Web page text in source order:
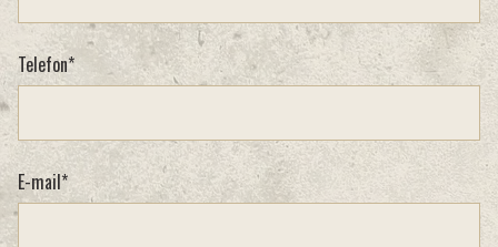
Telefon*
E-mail*